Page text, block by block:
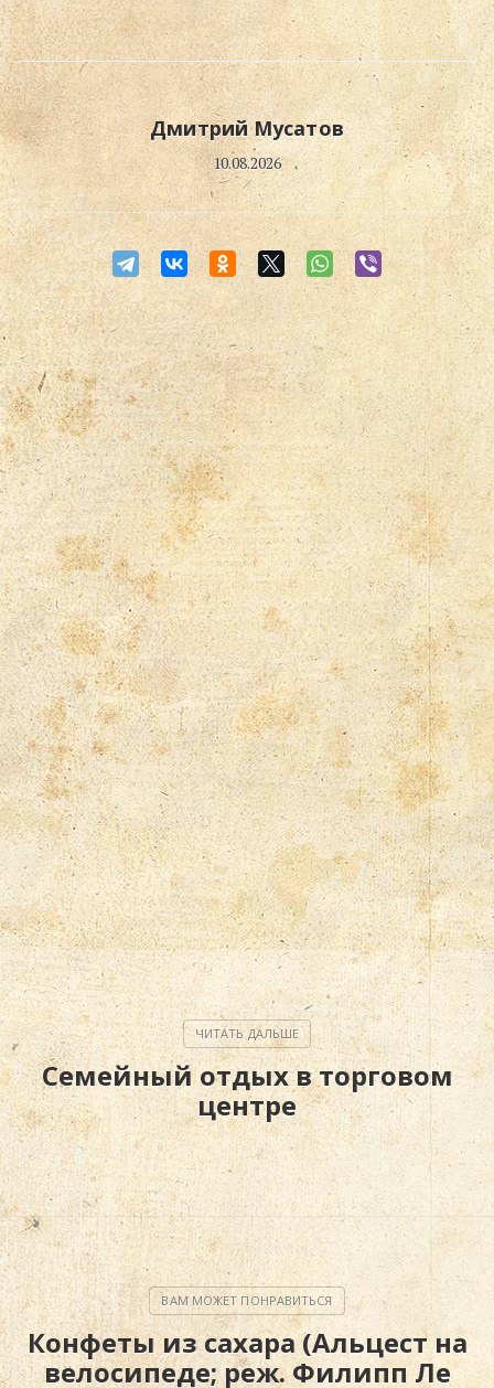
Дмитрий Мусатов
10.08.2026
Семейный отдых в торговом
центре
Конфеты из сахара (Альцест на
велосипеде; реж. Филипп Ле